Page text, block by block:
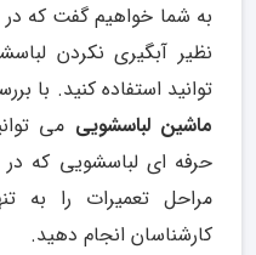
به شما خواهیم گفت که
نظیر آبگیری نکردن
توانید استفاده کنید. با
ماشین لباسشویی می
حرفه ای لباسشویی که در
مراحل تعمیرات را به
کارشناسان انجام دهید.